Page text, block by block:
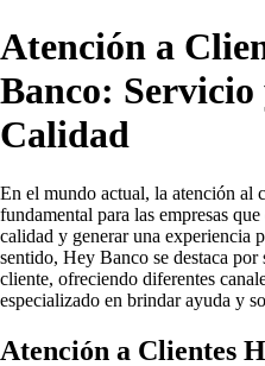
Atención a
Banco: Servicio
Calidad
En el mundo actual, la atención al
fundamental para las empresas
calidad y generar una experiencia
sentido, Hey Banco se destaca
cliente, ofreciendo diferentes
especializado en brindar ayuda y
Atención a Clientes